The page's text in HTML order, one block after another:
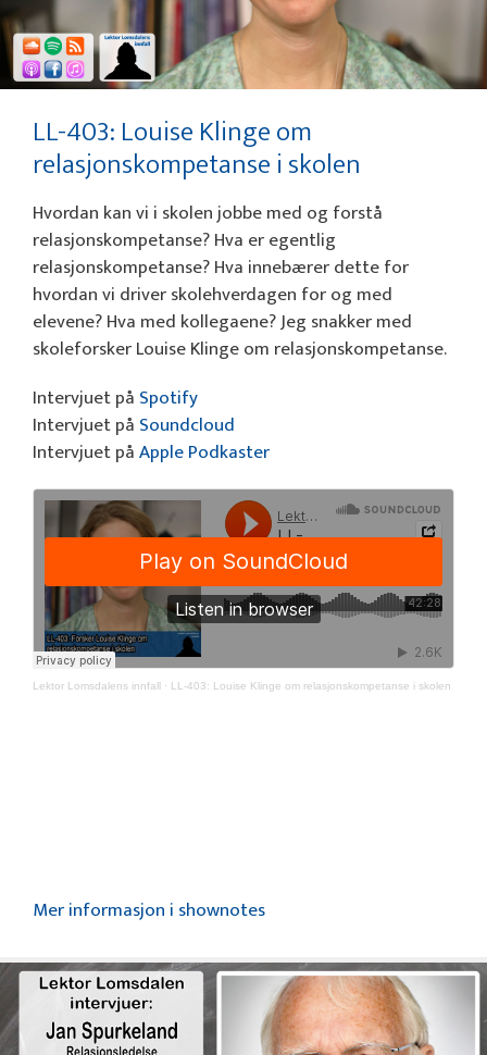
LL-403: Louise Klinge om
relasjonskompetanse i skolen
Hvordan kan vi i skolen jobbe med og forstå
relasjonskompetanse? Hva er egentlig
relasjonskompetanse? Hva innebærer dette for
hvordan vi driver skolehverdagen for og med
elevene? Hva med kollegaene? Jeg snakker med
skoleforsker Louise Klinge om relasjonskompetanse.
Intervjuet på Spotify
Intervjuet på Soundcloud
Intervjuet påApple Podkaster
Lektor Lomsdalens innfall · LL-403: Louise Klinge om relasjonskompetanse i skolen
Mer informasjon i shownotes